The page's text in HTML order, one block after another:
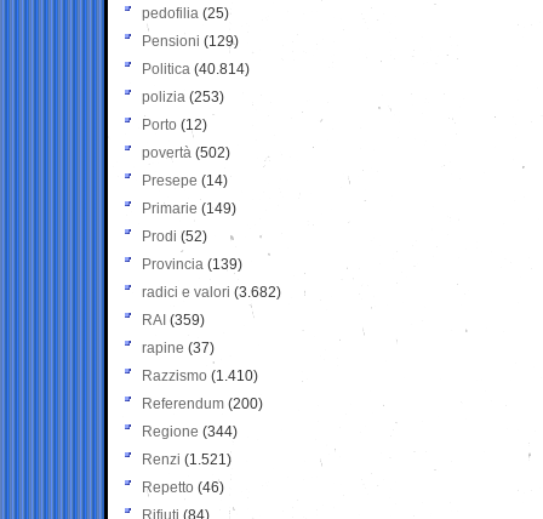
pedofilia (25)
Pensioni (129)
Politica (40.814)
polizia (253)
Porto (12)
povertà (502)
Presepe (14)
Primarie (149)
Prodi (52)
Provincia (139)
radici e valori (3.682)
RAI (359)
rapine (37)
Razzismo (1.410)
Referendum (200)
Regione (344)
Renzi (1.521)
Repetto (46)
Rifiuti (84)